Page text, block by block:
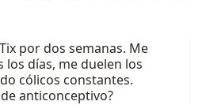
por dos semanas. Me
días, me duelen los
cólicos constantes.
anticonceptivo?